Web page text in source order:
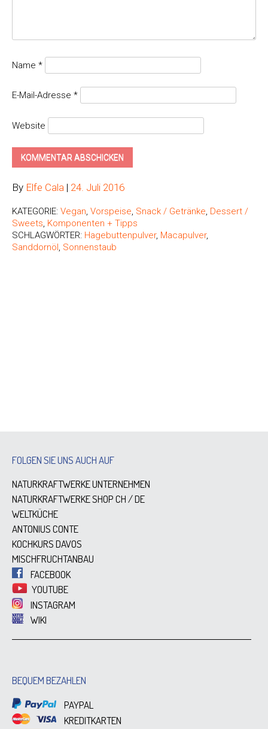
Name *
E-Mail-Adresse *
Website
By Elfe Cala | 24. Juli 2016
KATEGORIE: Vegan, Vorspeise, Snack / Getränke, Dessert /
Sweets, Komponenten + Tipps
SCHLAGWÖRTER: Hagebuttenpulver, Macapulver,
Sanddornöl, Sonnenstaub
FOLGEN SIE UNS AUCH AUF
NATURKRAFTWERKE UNTERNEHMEN
NATURKRAFTWERKE SHOPCH/DE
WELTKÜCHE
ANTONIUS CONTE
KOCHKURS DAVOS
MISCHFRUCHTANBAU
FACEBOOK
YOUTUBE
INSTAGRAM
WIKI
BEQUEM BEZAHLEN
PAYPAL
KREDITKARTEN